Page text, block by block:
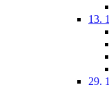
13.
29.